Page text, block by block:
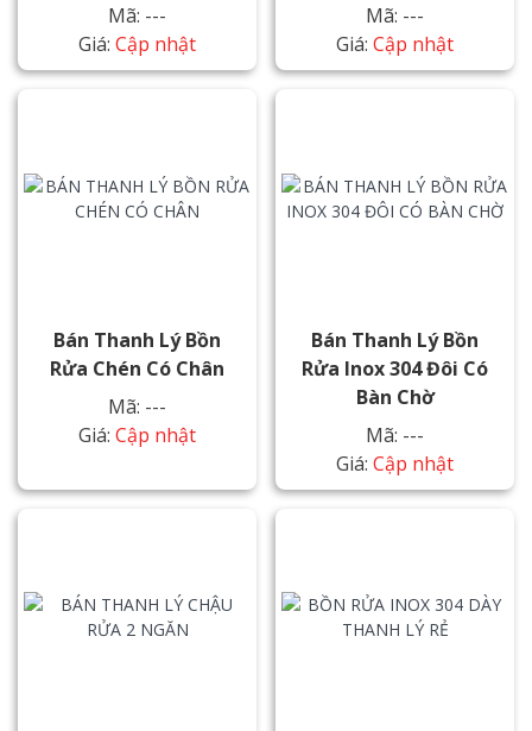
Mã: ---
Giá: Cập nhật
Mã: ---
Giá: Cập nhật
Bán Thanh Lý Bồn
Rửa Chén Có Chân
Mã: ---
Giá: Cập nhật
Bán Thanh Lý Bồn
Rửa Inox 304 Đôi Có
Bàn Chờ
Mã: ---
Giá: Cập nhật